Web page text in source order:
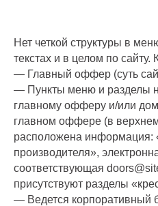
Нет четкой структуры в
текстах и в целом по сайту.
— Главный оффер (суть
— Пункты меню и разделы
главному офферу и/или
главном оффере (в
расположена информация:
производителя»,
соответствующая
присутствуют разделы
— Ведется корпоративный